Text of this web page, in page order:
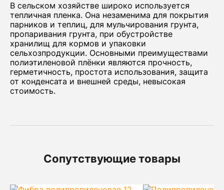
В сельском хозяйстве широко используется
тепличная пленка. Она незаменима для покрытия
парников и теплиц, для мульчирования грунта,
пропаривания грунта, при обустройстве
хранилищ для кормов и упаковки
сельхозпродукции. Основными преимуществами
полиэтиленовой плёнки являются прочность,
герметичность, простота использования, защита
от конденсата и внешней среды, невысокая
стоимость.
Сопутствующие товары